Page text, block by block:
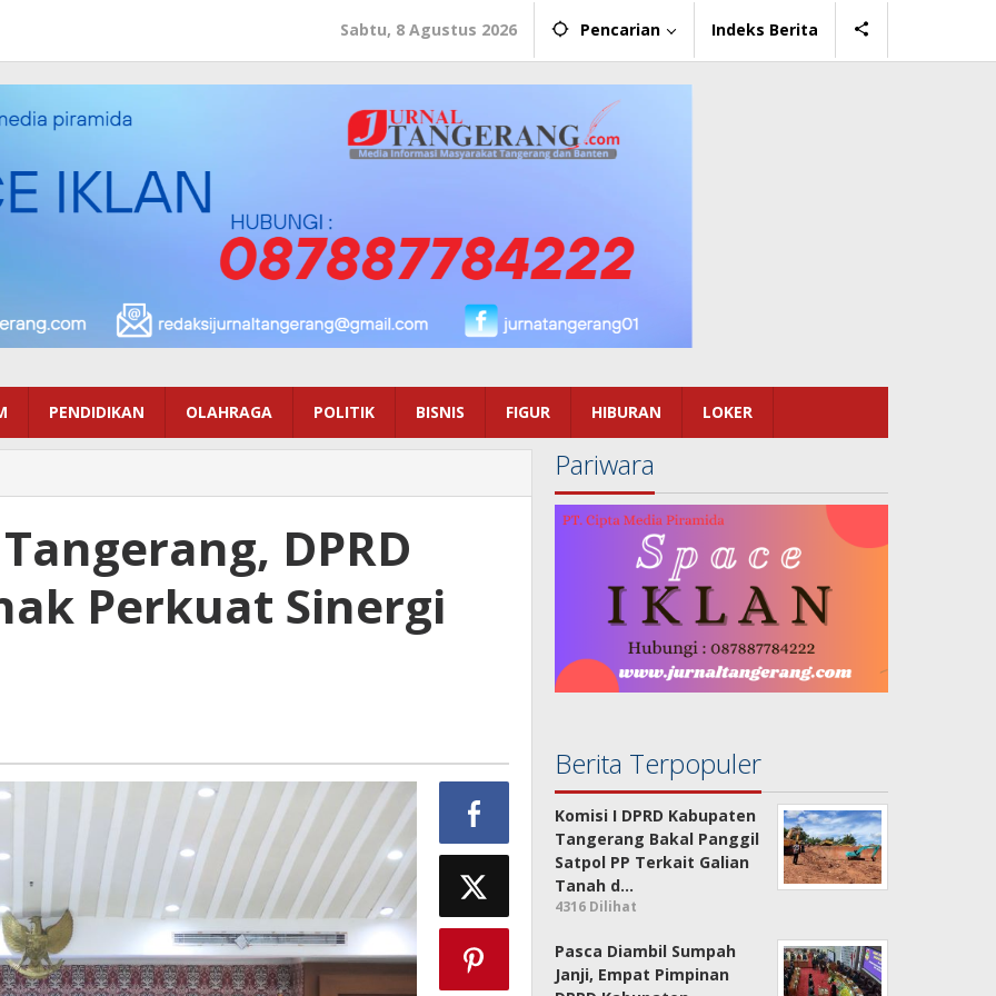
Sabtu, 8 Agustus 2026 Pencarian Indeks Berita
PENDIDIKAN OLAHRAGA POLITIK BISNIS FIGUR HIBURAN LOKER
DPRD
Perkuat Sinergi
Pariwara
Berita Terpopuler
Komisi I DPRD Kabupaten
Tangerang Bakal Panggil
Satpol PP Terkait Galian
Tanah d…
4316 Dilihat
Pasca Diambil Sumpah
Janji, Empat Pimpinan